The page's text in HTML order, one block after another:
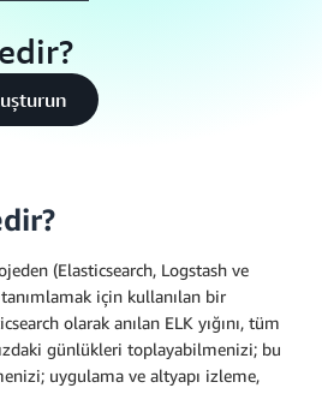
(Elasticsearch, Logstash ve
tanımlamak için kullanılan bir
olarak anılan ELK yığını, tüm
günlükleri toplayabilmenizi; bu
uygulama ve altyapı izleme,